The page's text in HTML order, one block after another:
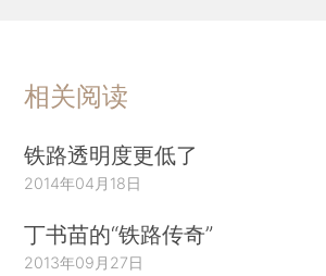
相关阅读
铁路透明度更低了
2014年04月18日
丁书苗的“铁路传奇”
2013年09月27日